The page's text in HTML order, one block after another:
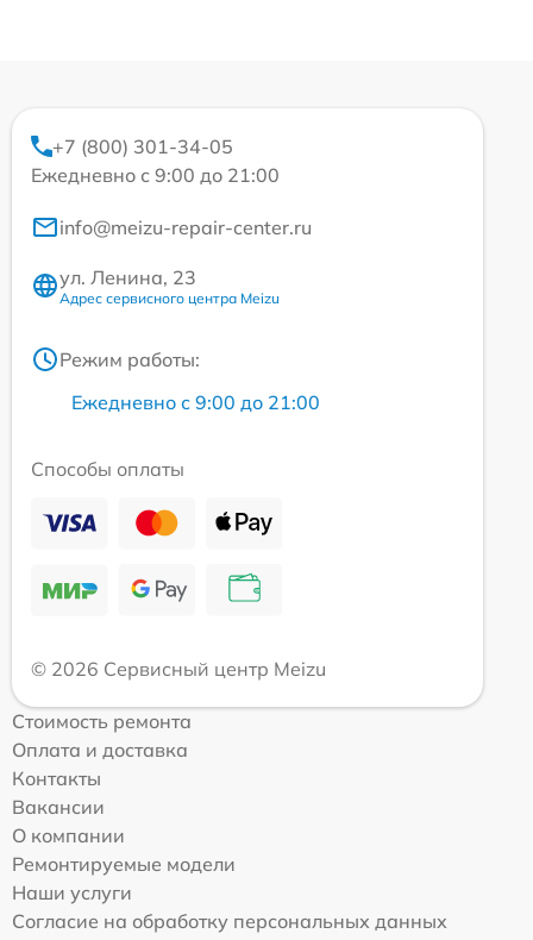
+7 (800) 301-34-05
Ежедневно с 9:00 до 21:00
info@meizu-repair-center.ru
ул. Ленина, 23
Адрес сервисного центра Meizu
Режим работы:
Ежедневно с 9:00 до 21:00
Способы оплаты
© 2026 Сервисный центр Meizu
Стоимость ремонта
Оплата и доставка
Контакты
Вакансии
О компании
Ремонтируемые модели
Наши услуги
Согласие на обработку персональных данных